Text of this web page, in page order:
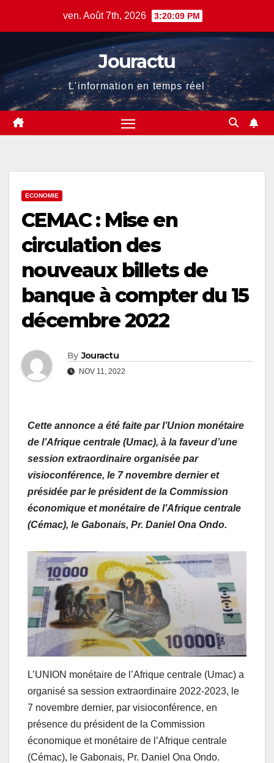
ven. Août 7th, 2026 3:20:10 PM
Jouractu
L'information en temps réel
ECONOMIE
CEMAC : Mise en
circulation des
nouveaux billets de
banque à compter du 15
décembre 2022
By Jouractu
NOV 11, 2022
Cette annonce a été faite par l’Union monétaire
de l’Afrique centrale (Umac), à la faveur d’une
session extraordinaire organisée par
visioconférence, le 7 novembre dernier et
présidée par le président de la Commission
économique et monétaire de l’Afrique centrale
(Cémac), le Gabonais, Pr. Daniel Ona Ondo.
L’UNION monétaire de l’Afrique centrale (Umac) a
organisé sa session extraordinaire 2022-2023, le
7 novembre dernier, par visioconférence, en
présence du président de la Commission
économique et monétaire de l’Afrique centrale
(Cémac), le Gabonais, Pr. Daniel Ona Ondo.